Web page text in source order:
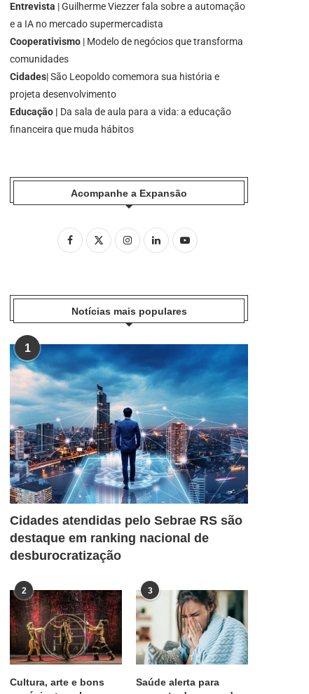
Entrevista | Guilherme Viezzer fala sobre a automação
e a IA no mercado supermercadista
Cooperativismo | Modelo de negócios que transforma
comunidades
Cidades| São Leopoldo comemora sua história e
projeta desenvolvimento
Educação | Da sala de aula para a vida: a educação
financeira que muda hábitos
Acompanhe a Expansão
Notícias mais populares
1
Cidades atendidas pelo Sebrae RS são
destaque em ranking nacional de
desburocratização
2
Cultura, arte e bons
3
Saúde alerta para